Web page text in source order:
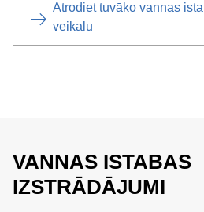
Atrodiet tuvāko vannas
veikalu
VANNAS ISTABAS
IZSTRĀDĀJUMI